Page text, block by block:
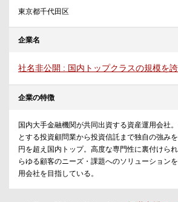
東京都千代田区
企業名
社名非公開 : 国内トップクラスの規模を
企業の特徴
国内大手金融機関が共同出資する資産運用会社
とする投資顧問業から投資信託まで独自の強み
円を超え国内トップ。高度な専門性に裏付けら
らゆる顧客のニーズ・課題へのソリューション
用会社を目指している。